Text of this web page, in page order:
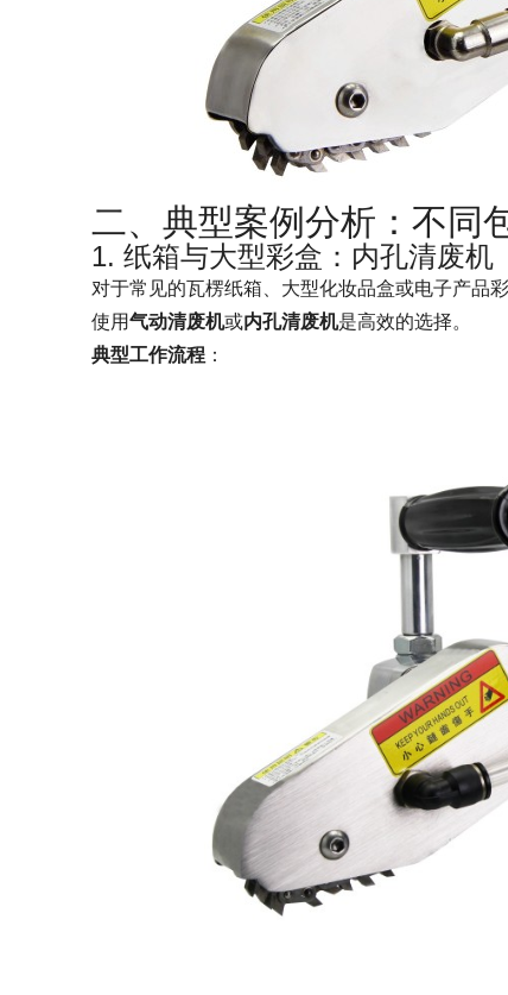
二、典型案例分析：不同
1. 纸箱与大型彩盒：内孔清废机
对于常见的瓦楞纸箱、大型化妆品盒或电子产品
使用气动清废机或内孔清废机是高效的选择。
典型工作流程 ：